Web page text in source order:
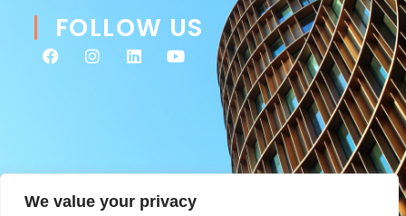
We value your privacy
FOLLOW US